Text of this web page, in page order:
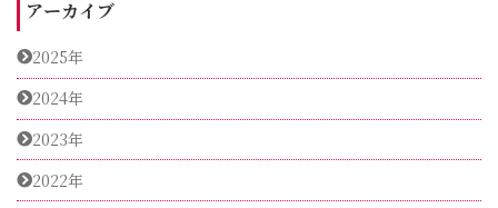
アーカイブ
2025年
2024年
2023年
2022年